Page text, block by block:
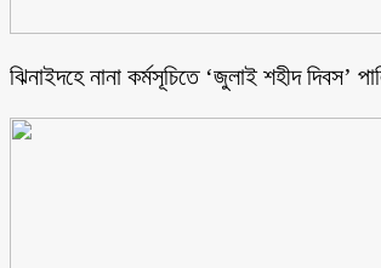
ঝিনাইদহে নানা কর্মসূচিতে ‘জুলাই শহীদ দিবস’